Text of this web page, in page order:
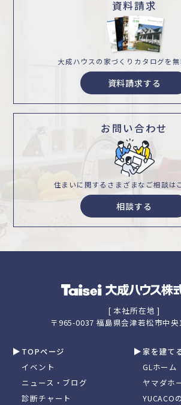
資料請求
大成ハウスの家づくり カタログを
資料請求する
お問い合わせ
住まいに関するさまざまな ご相談は
相談する
[ 本社所在地 ]
〒965-0037 福島県会津若松市中央
TOPページ
イベント
ニュース・ブログ
診断チャート
家を建て
GLホーム
ヤマダホ
YUCACO